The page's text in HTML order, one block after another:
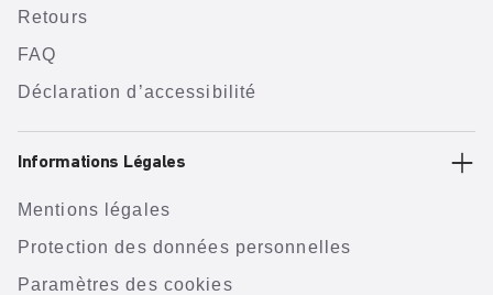
Retours
FAQ
Déclaration d’accessibilité
Informations Légales
Mentions légales
Protection des données personnelles
Paramètres des cookies